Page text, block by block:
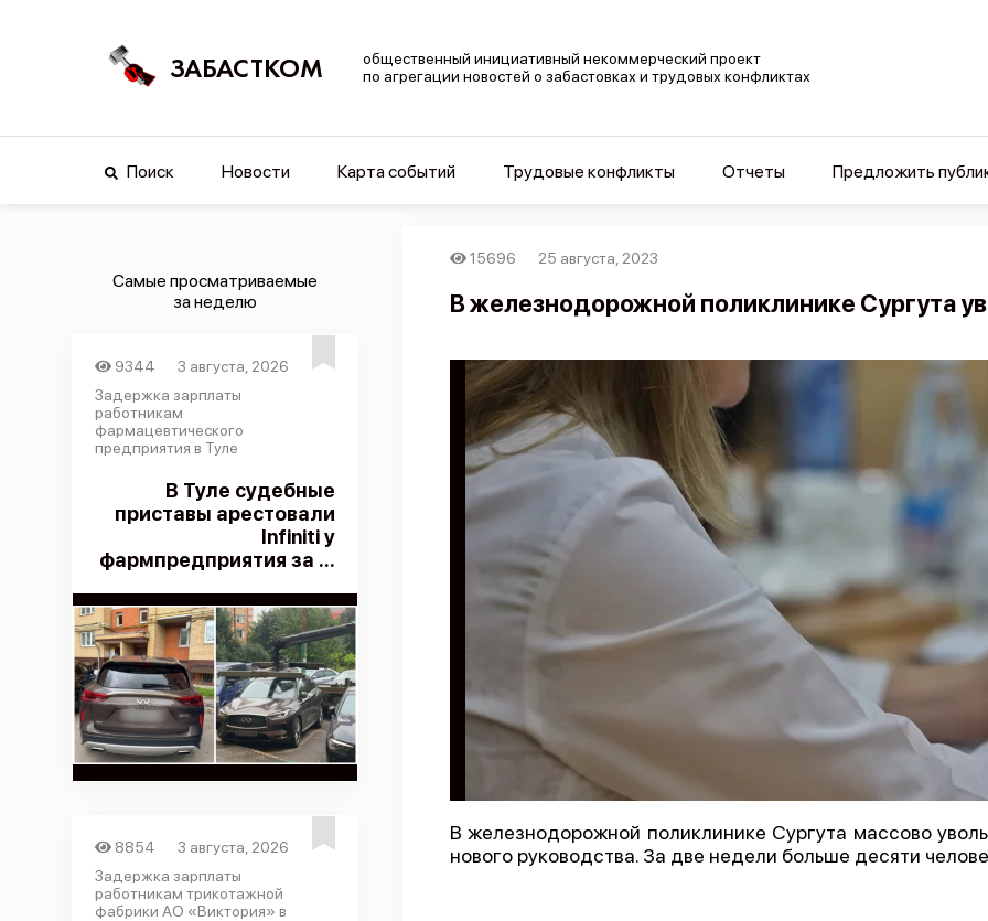
ЗАБАСТКОМ
общественный инициативный некоммерческий проект
по агрегации новостей о забастовках и трудовых конфликтах
Поиск Новости Карта событий Трудовые конфликты Отчеты Предложить
Самые просматриваемые
за неделю
9344
3 августа, 2026
Задержка зарплаты
работникам
фармацевтического
предприятия в Туле
В Туле судебные
приставы арестовали
Infiniti у
фармпредприятия за ...
8854
3 августа, 2026
Задержка зарплаты
работникам трикотажной
фабрики АО «Виктория» в
15696 25 августа, 2023
В железнодорожной поликлинике Сургута
В железнодорожной поликлинике Сургута массово
нового руководства. За две недели больше десяти